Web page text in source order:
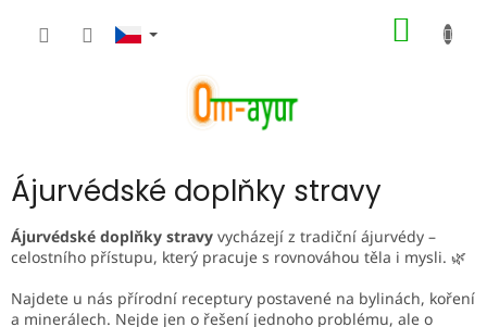
Ájurvédské doplňky stravy
Ájurvédské doplňky stravy vycházejí z tradiční ájurvédy –
celostního přístupu, který pracuje s rovnováhou těla i mysli. 🌿
Najdete u nás přírodní receptury postavené na bylinách, koření
a minerálech. Nejde jen o řešení jednoho problému, ale o